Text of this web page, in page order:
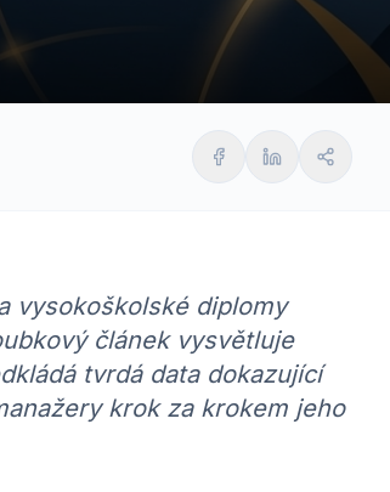
vysokoškolské diplomy
článek vysvětluje
tvrdá data dokazující
krok za krokem jeho